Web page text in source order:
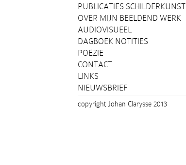
PUBLICATIES SCHILDERKUNST
OVER MIJN BEELDEND WERK
AUDIOVISUEEL
DAGBOEK NOTITIES
POËZIE
CONTACT
LINKS
NIEUWSBRIEF
copyright Johan Clarysse 2013